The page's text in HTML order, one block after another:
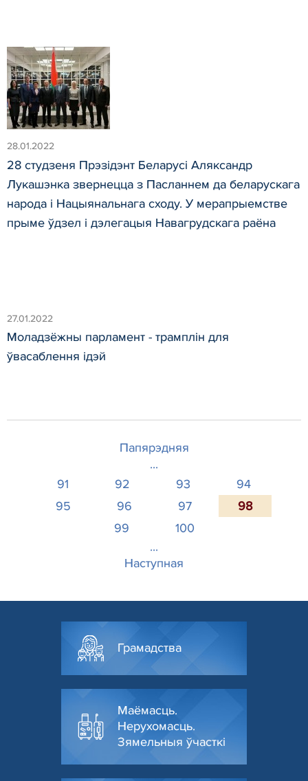
28.01.2022
28 студзеня Прэзідэнт Беларусі Аляксандр
Лукашэнка звернецца з Пасланнем да беларускага
народа і Нацыянальнага сходу. У мерапрыемстве
прыме ўдзел і дэлегацыя Навагрудскага раёна
27.01.2022
Моладзёжны парламент - трамплін для
ўвасаблення ідэй
Папярэдняя
...
91
92 93
94
95
96 97
98
99
100
...
Наступная
Грамадства
Маёмасць.
Нерухомасць.
Зямельныя ўчасткі